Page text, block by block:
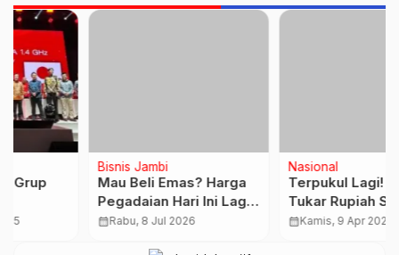
Mau Beli Emas? Harga
Pegadaian Hari Ini Lagi
Turun, Cek Daftarnya
Rabu, 8 Jul 2026
Terpukul Lagi! Nilai
Tukar Rupiah Segini
Kamis, 9 Apr 2026